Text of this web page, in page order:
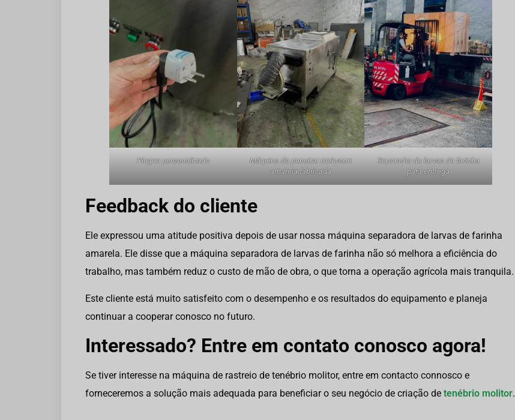
Plugue personalizado
Máquina de peneirar melworm
amarela fabricada
Separador de larvas de farinha
para entrega
Feedback do cliente
Ele expressou uma atitude positiva depois de usar nossa máquina separadora de larvas de farinha
amarela. Ele disse que a máquina separadora de larvas de farinha não só melhora a eficiência do
trabalho, mas também reduz o custo de mão de obra, o que torna a operação agrícola mais tranquila.
Este cliente está muito satisfeito com o desempenho e os resultados do equipamento e planeja
continuar a cooperar conosco no futuro.
Interessado? Entre em contato conosco agora!
Se tiver interesse na máquina de rastreio de tenébrio molitor, entre em contacto connosco e
forneceremos a solução mais adequada para beneficiar o seu negócio de criação de tenébrio molitor.